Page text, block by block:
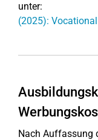
unter:
(2025):
Nach Auffassung